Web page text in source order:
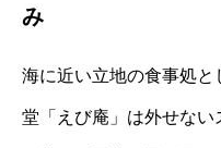
み
海に近い立地の食事処
堂「えび庵」は外せな